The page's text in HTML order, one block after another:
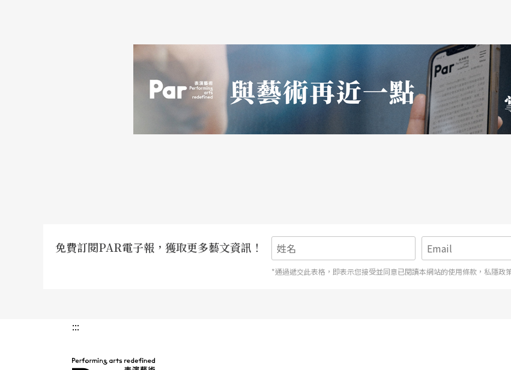
的收穫，交雜著笑聲與淚水，正是舞者最真實的樣子，很難不喜歡他們，而能用母語在台上大聲
喊出自己的名字，我是誰，我從那裡來，也是對自己最驕傲的鼓勵。
免費訂閱PAR電子報，獲取更多藝文資訊！
*通過遞交此表格，即表示您接受並同意已閱讀本網站的使用條款，私隱政
:::